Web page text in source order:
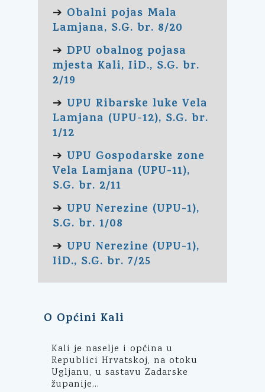
➔ Obalni pojas Mala
Lamjana, S.G. br. 8/20
➔ DPU obalnog pojasa
mjesta Kali, IiD., S.G. br.
2/19
➔ UPU Ribarske luke Vela
Lamjana (UPU-12), S.G. br.
1/12
➔ UPU Gospodarske zone
Vela Lamjana (UPU-11),
S.G. br. 2/11
➔ UPU Nerezine (UPU-1),
S.G. br. 1/08
➔ UPU Nerezine (UPU-1),
IiD., S.G. br. 7/25
O Općini Kali
Kali je naselje i općina u
Republici Hrvatskoj, na otoku
Ugljanu, u sastavu Zadarske
županije...